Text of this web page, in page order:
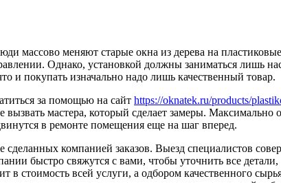
массово меняют старые окна из дерева на
Однако, установкой должны заниматься лишь
и покупать изначально надо лишь качественный товар.
за помощью на сайт https://oknatek.ru/products/
мастера, который сделает замеры. Максимально
в ремонте помещения еще на шаг вперед.
компанией заказов. Выезд специалистов
быстро свяжутся с вами, чтобы уточнить все детали,
в стоимость всей услуги, а одбором качественного